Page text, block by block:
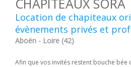
CHAPITEAUX SORA
Location de chapiteaux
évènements privés et
Aboën - Loire (42)
Afin que vos invités restent bouche